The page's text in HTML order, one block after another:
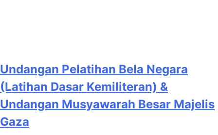
Undangan Pelatihan Bela Negara
(Latihan Dasar Kemiliteran) &
Undangan Musyawarah Besar Majelis
Gaza